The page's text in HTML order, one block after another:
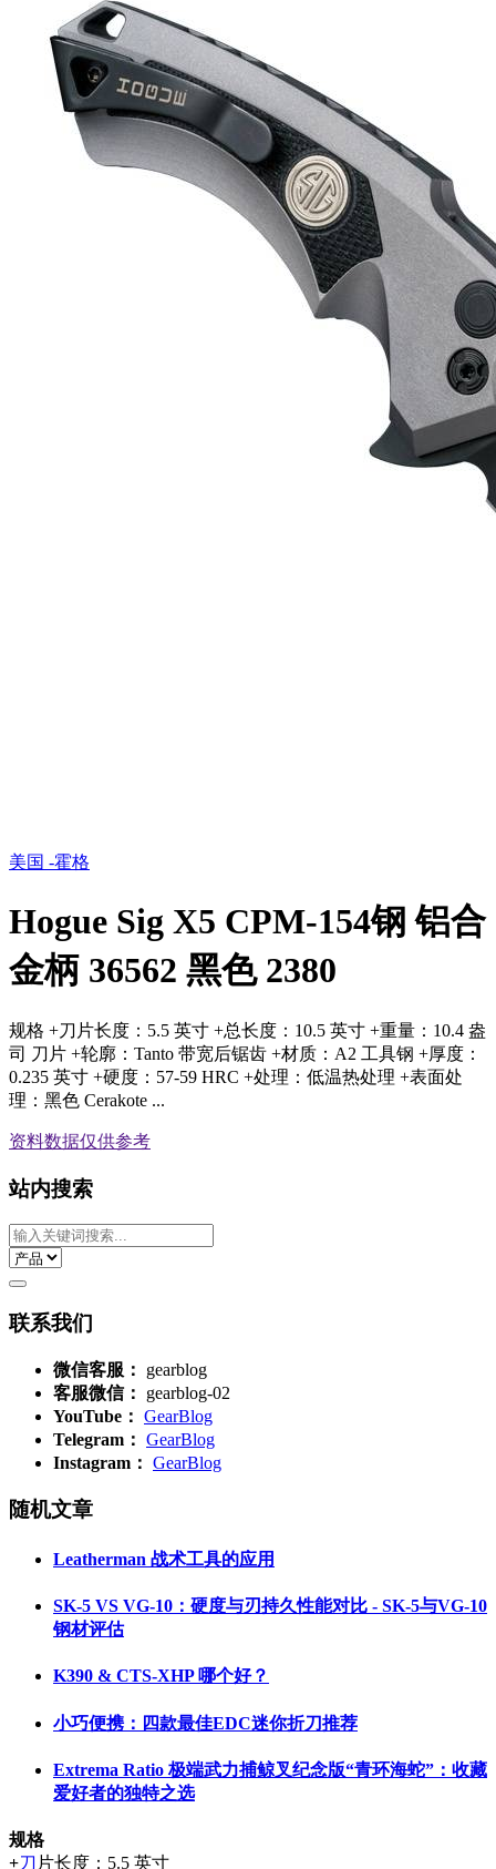
美国 -霍格
Hogue Sig X5 CPM-154钢 铝合
金柄 36562 黑色 2380
规格 +刀片长度：5.5 英寸 +总长度：10.5 英寸 +重量：10.4 盎
司 刀片 +轮廓：Tanto 带宽后锯齿 +材质：A2 工具钢 +厚度：
0.235 英寸 +硬度：57-59 HRC +处理：低温热处理 +表面处
理：黑色 Cerakote ...
资料数据仅供参考
站内搜索
联系我们
微信客服：
gearblog
客服微信：
gearblog-02
YouTube： GearBlog
Telegram： GearBlog
Instagram： GearBlog
随机文章
Leatherman 战术工具的应用
SK-5 VS VG-10：硬度与刃持久性能对比 - SK-5与VG-10
钢材评估
K390 & CTS-XHP 哪个好？
小巧便携：四款最佳EDC迷你折刀推荐
Extrema Ratio 极端武力捕鲸叉纪念版“青环海蛇”：收藏
爱好者的独特之选
规格
+刀 片长度：5.5 英寸